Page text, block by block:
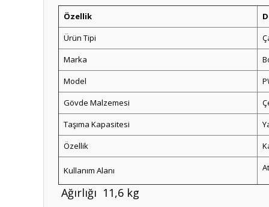
Özellik
Ürün Tipi
Marka
Model
Gövde Malzemesi
Taşıma Kapasitesi
Özellik
Kullanım Alanı
Ağırlığı 11,6 kg